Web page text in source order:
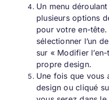
Un menu
plusieurs options
pour votre en-tête.
sélectionner l’un
sur « Modifier
propre design.
Une fois que vous
design ou cliqué